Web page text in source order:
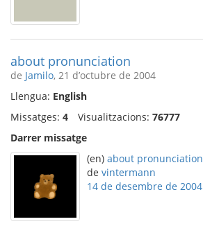
about pronunciation
de Jamilo, 21 d’octubre de 2004
Llengua: English
Missatges: 4 Visualitzacions: 76777
Darrer missatge
(en) about pronunciation
de vintermann
14 de desembre de 2004